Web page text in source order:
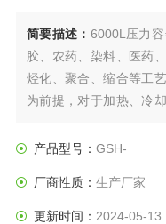
简要描述： 6000L压力
胶、农药、染料、医药
烃化、聚合、缩合等工
为前提，对于加热、冷
药等行业理想的所需设备
产品型号： GSH-
厂商性质： 生产厂家
更新时间： 2024-05-13